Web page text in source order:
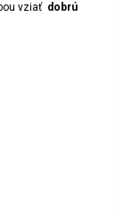
vziať dobrú